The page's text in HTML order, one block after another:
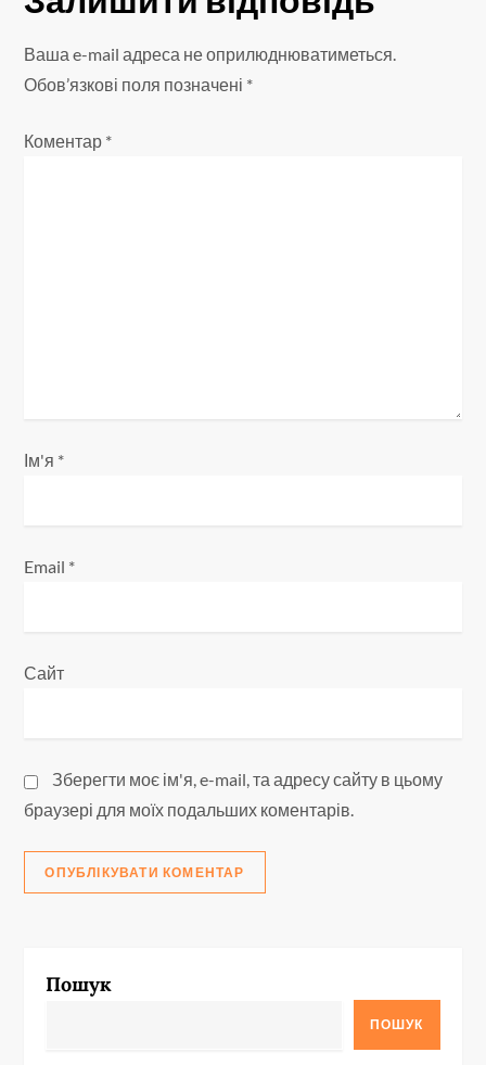
а
ц
і
Ваша e-mail адреса не оприлюднюватиметься.
Обов’язкові поля позначені *
Коментар *
Ім'я *
Email *
Сайт
Зберегти моє ім'я, e-mail, та адресу сайту в цьому
браузері для моїх подальших коментарів.
Пошук
ПОШУК